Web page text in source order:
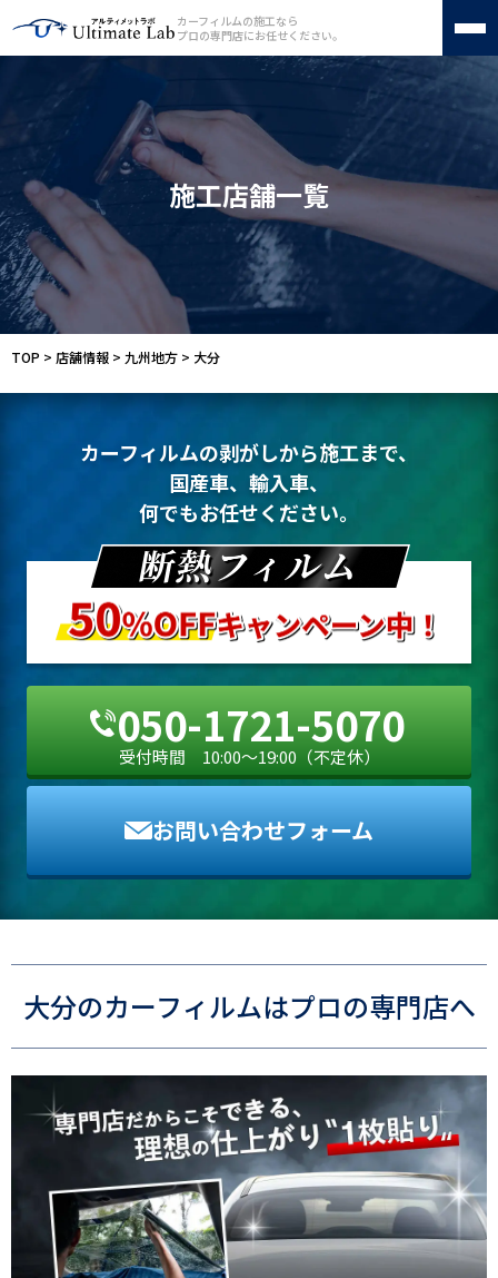
カーフィルムの施工なら
プロの専門店にお任せください。
カーフィルム
フロントガラス断熱フィルム
車種別料金表
施工店舗一覧
カーフィルムの種類
施工工程
よくある質問
会社案内
お問い合わせ
050-1721-5070
受付時間 10:00〜19:00（不定休）
お問い合わせフォーム
施工店舗一覧
TOP > 店舗情報 > 九州地方 > 大分
カーフィルムの剥がしから施工まで、
国産車、輸入車、
何でもお任せください。
050-1721-5070
受付時間 10:00〜19:00（不定休）
お問い合わせフォーム
大分のカーフィルムはプロの専門店へ